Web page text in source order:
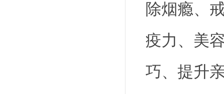
除烟瘾、
疫力、美
巧、提升